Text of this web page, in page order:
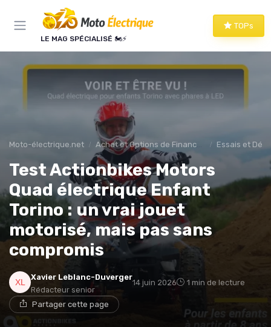
LE MAG SPÉCIALISÉ 🏍️⚡
TOPs
Moto-électrique.net Achat et Options de Financement Essais et
Test Actionbikes Motors
Quad électrique Enfant
Torino : un vrai jouet
motorisé, mais pas sans
compromis
Xavier Leblanc-Duverger
Rédacteur senior
14 juin 2026 1 min de lecture
Partager cette page
Panneau de gestion des cookies